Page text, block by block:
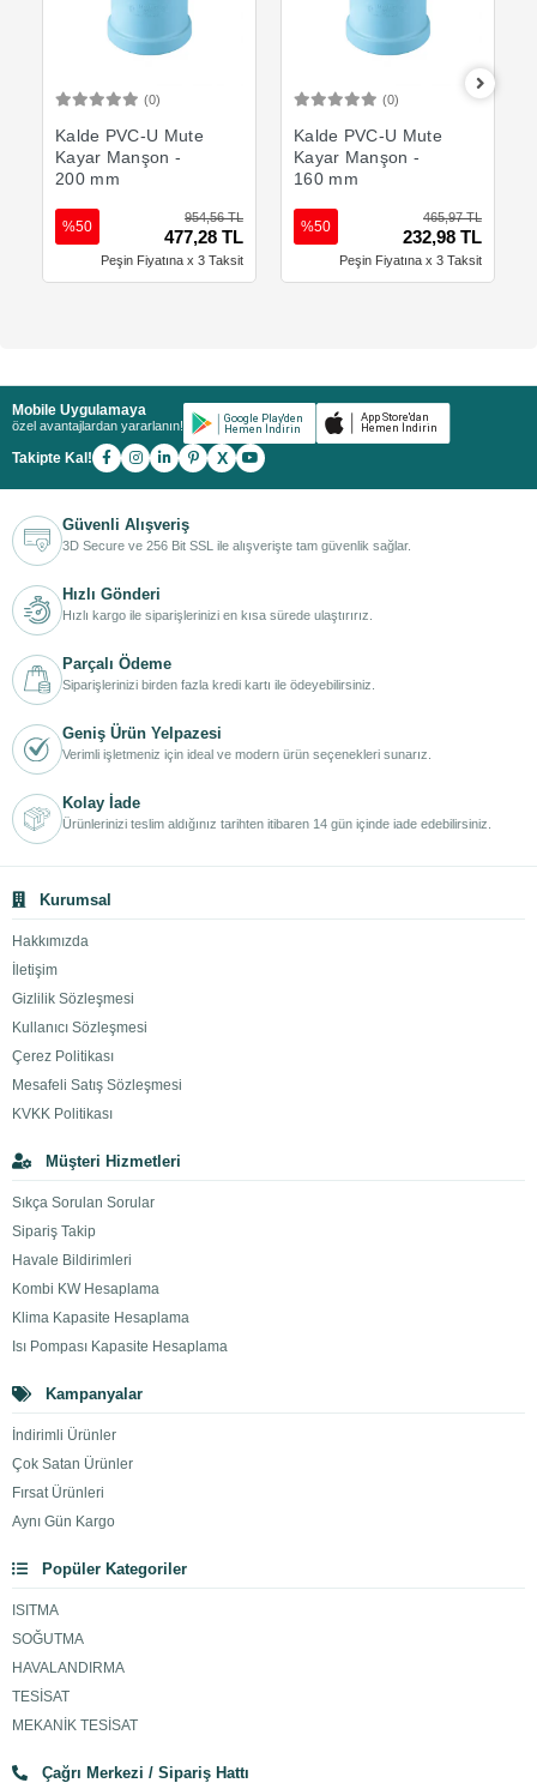
(0)
Kalde PVC-U Mute
Kayar Manşon -
200 mm
954,56 TL
477,28 TL
%50
Peşin Fiyatına x 3 Taksit
(0)
Kalde PVC-U Mute
Kayar Manşon -
160 mm
465,97 TL
232,98 TL
%50
Peşin Fiyatına x 3 Taksit
Mobile Uygulamaya
özel avantajlardan yararlanın!
Takipte Kal! X
Güvenli Alışveriş
3D Secure ve 256 Bit SSL ile alışverişte tam güvenlik sağlar.
Hızlı Gönderi
Hızlı kargo ile siparişlerinizi en kısa sürede ulaştırırız.
Parçalı Ödeme
Siparişlerinizi birden fazla kredi kartı ile ödeyebilirsiniz.
Geniş Ürün Yelpazesi
Verimli işletmeniz için ideal ve modern ürün seçenekleri sunarız.
Kolay İade
Ürünlerinizi teslim aldığınız tarihten itibaren 14 gün içinde iade edebilirsiniz.
Kurumsal
Hakkımızda
İletişim
Gizlilik Sözleşmesi
Kullanıcı Sözleşmesi
Çerez Politikası
Mesafeli Satış Sözleşmesi
KVKK Politikası
Müşteri Hizmetleri
Sıkça Sorulan Sorular
Sipariş Takip
Havale Bildirimleri
Kombi KW Hesaplama
Klima Kapasite Hesaplama
Isı Pompası Kapasite Hesaplama
Kampanyalar
İndirimli Ürünler
Çok Satan Ürünler
Fırsat Ürünleri
Aynı Gün Kargo
Popüler Kategoriler
ISITMA
SOĞUTMA
HAVALANDIRMA
TESİSAT
MEKANİK TESİSAT
Çağrı Merkezi / Sipariş Hattı